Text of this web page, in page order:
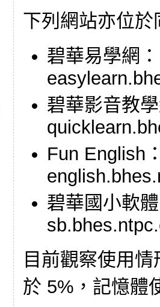
下列網站亦位
碧華易學網：
碧華影音教
Fun English
碧華國小軟
目前觀察使用
於 5%，記憶體